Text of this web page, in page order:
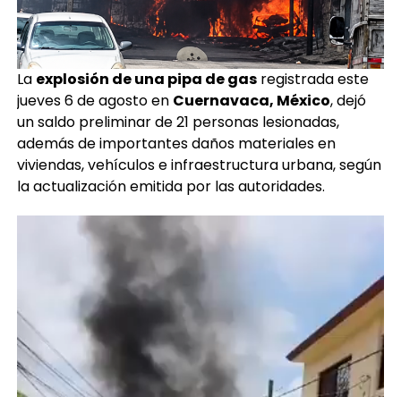
La explosión de una pipa de gasregistrada este
jueves 6 de agosto en Cuernavaca, México, dejó
un saldo preliminar de 21 personas lesionadas,
además de importantes daños materiales en
viviendas, vehículos e infraestructura urbana, según
la actualización emitida por las autoridades.